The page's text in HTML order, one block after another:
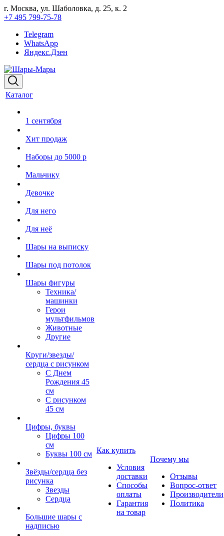
г. Москва, ул. Шаболовка, д. 25, к. 2
+7 495 799-75-78
Telegram
WhatsApp
Яндекс.Дзен
Каталог
1 сентября
Хит продаж
Наборы до 5000 р
Мальчику
Девочке
Для него
Для неё
Шары на выписку
Шары под потолок
Шары фигуры
Техника/
машинки
Герои
мультфильмов
Животные
Другие
Круги/звезды/
сердца с рисунком
С Днем
Рождения 45
см
С рисунком
45 см
Цифры, буквы
Цифры 100
см
Буквы 100 см
Звёзды/сердца без
рисунка
Звезды
Сердца
Большие шары с
надписью
Как купить
Условия
доставки
Способы
оплаты
Гарантия
на товар
Почему мы
Отзывы
Вопрос-ответ
Производители
Политика